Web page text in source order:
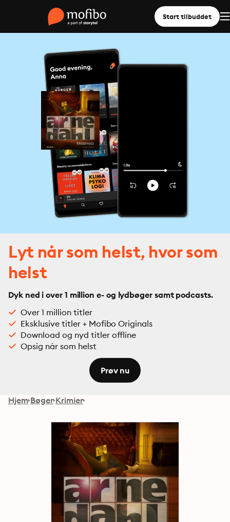
Start tilbuddet
Lyt når som helst, hvor som
helst
Dyk ned i over 1 million e- og lydbøger samt podcasts.
Over 1 million titler
Eksklusive titler + Mofibo Originals
Download og nyd titler offline
Opsig når som helst
Prøv nu
Hjem Bøger Krimier